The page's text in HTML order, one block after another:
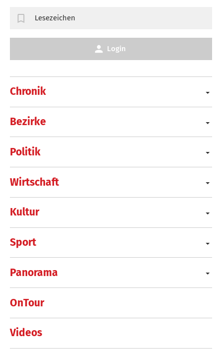
Chronik
Bezirke
Politik
Wirtschaft
Kultur
Sport
Panorama
OnTour
Videos
Lesezeichen
Login